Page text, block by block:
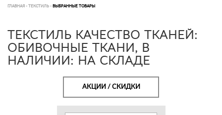
ГЛАВНАЯ - ТЕКСТИЛЬ - ВЫБРАННЫЕ ТОВАРЫ
ТЕКСТИЛЬ КАЧЕСТВО ТКАНЕЙ:
ОБИВОЧНЫЕ ТКАНИ, В
НАЛИЧИИ: НА СКЛАДЕ
АКЦИИ / СКИДКИ